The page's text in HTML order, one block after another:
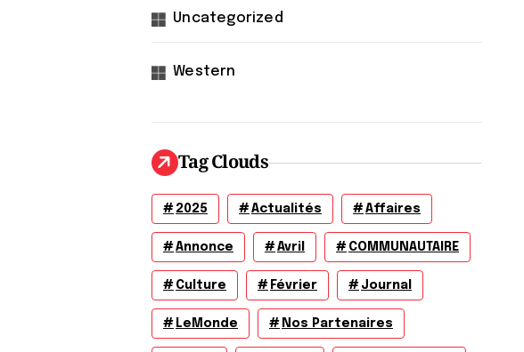
Uncategorized
Western
Tag Clouds
2025 Actualités Affaires
Annonce Avril COMMUNAUTAIRE
Culture Février Journal
LeMonde Nos Partenaires